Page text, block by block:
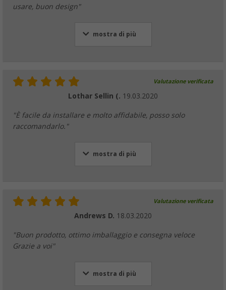
usare, buon design"
mostra di più
Valutazione verificata
Lothar Sellin (. 19.03.2020
"È facile da installare e molto affidabile, posso solo
raccomandarlo."
mostra di più
Valutazione verificata
Andrews D. 18.03.2020
"Buon prodotto, ottimo imballaggio e consegna veloce
Grazie a voi"
mostra di più